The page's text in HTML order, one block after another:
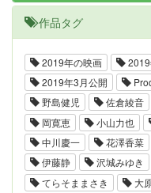
作品タグ
2019年の映画
2019年3月公開
野島健児
佐倉綾音
岡寛恵
小山力也
中川慶一
花澤香菜
伊藤静
沢城みゆき
てらそままさき
大